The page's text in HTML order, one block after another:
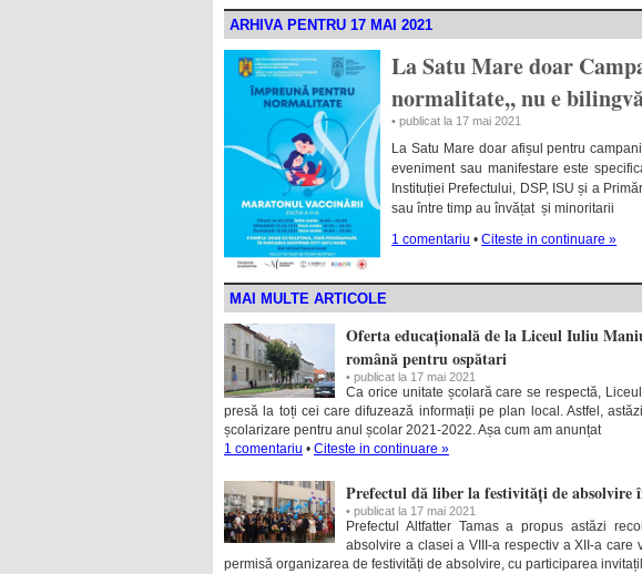
ARHIVA PENTRU 17 MAI 2021
La Satu Mare doar
normalitate,, nu e
• publicat la 17 mai 2021
La Satu Mare doar afișul pentru
eveniment sau manifestare este
Instituției Prefectului, DSP, ISU și a
sau între timp au învățat și minoritarii
1 comentariu •Citeste in continuare »
MAI MULTE ARTICOLE
Oferta educațională de la Liceul Iuliu
română pentru ospătari
• publicat la 17 mai 2021
Ca orice unitate școlară care se respectă,
presă la toți cei care difuzează informații pe plan local. Astfel,
școlarizare pentru anul școlar 2021-2022. Așa cum am anunțat
1 comentariu • Citeste in continuare »
Prefectul dă liber la festivități de
• publicat la 17 mai 2021
Prefectul Altfatter Tamas a propus astăzi
absolvire a clasei a VIII-a respectiv a XII-a care
permisă organizarea de festivități de absolvire, cu participarea